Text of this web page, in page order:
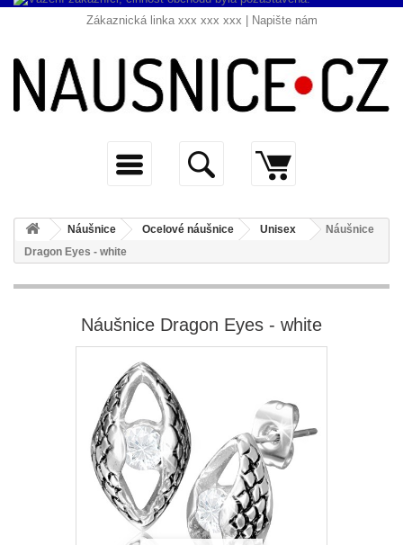
Zákaznická linka xxx xxx xxx | Napište nám
Náušnice Ocelové náušnice Unisex
Náušnice
Dragon Eyes - white
Náušnice Dragon Eyes - white